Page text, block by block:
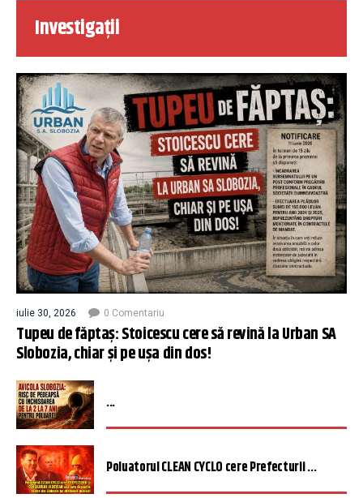
Investigații
iulie 30, 2026 0 Comentariu
Tupeu de făptaș: Stoicescu cere să revină la Urban SA
Slobozia, chiar și pe ușa din dos!
...
Poluatorul CLEAN CYCLO cere Prefecturii ...